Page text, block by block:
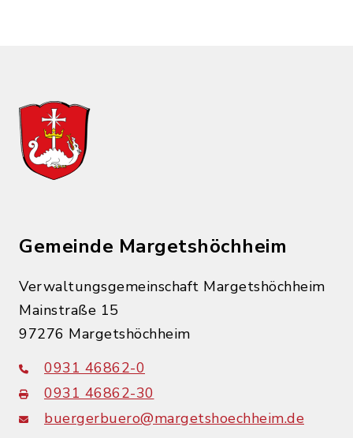
Gemeinde Margetshöchheim
Verwaltungsgemeinschaft Margetshöchheim
Mainstraße 15
97276 Margetshöchheim
0931 46862-0
0931 46862-30
buergerbuero@margetshoechheim.de